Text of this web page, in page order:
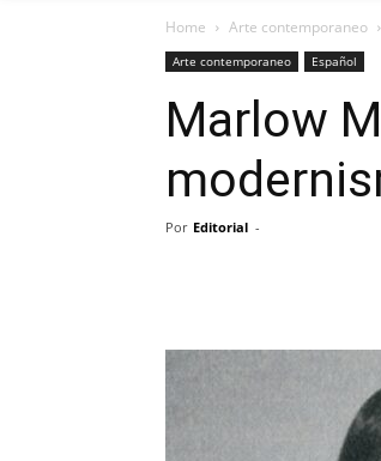
Home Arte contemporaneo
Arte contemporaneo Español
Marlow
Por Editorial -